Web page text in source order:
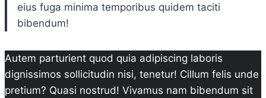
eius fuga minima temporibus quidem taciti
bibendum!
Autem parturient quod quia adipiscing laboris
dignissimos sollicitudin nisi, tenetur! Cillum felis unde
pretium? Quasi nostrud! Vivamus nam bibendum sit